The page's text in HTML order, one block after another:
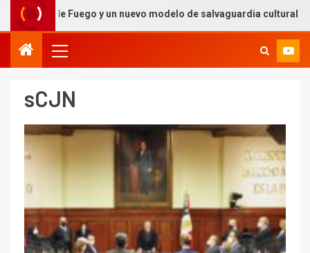
de Fuego y un nuevo modelo de salvaguardia cultural
sCJN